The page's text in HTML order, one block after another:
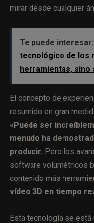
mirar desde cualquier
Te puede interesar:
tecnológico de los
herramientas, sino
El concepto de
resumido en gran
«Puede ser
menudo ha
producir. Pero los
software volumétricos
contenido más
vídeo 3D en tiempo
Esta tecnología se está